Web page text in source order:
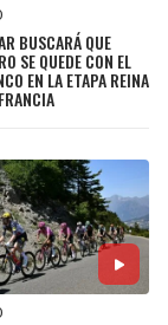
BUSCARÁ QUE
SE QUEDE CON EL
EN LA ETAPA REINA